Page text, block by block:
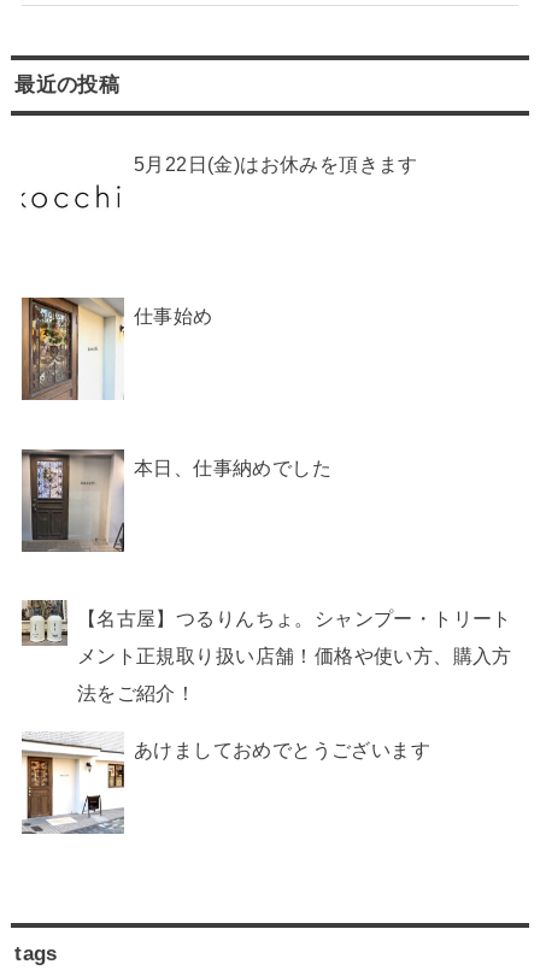
最近の投稿
5月22日(金)はお休みを頂きます
仕事始め
本日、仕事納めでした
【名古屋】つるりんちょ。シャンプー・トリート
メント正規取り扱い店舗！価格や使い方、購入方
法をご紹介！
あけましておめでとうございます
tags